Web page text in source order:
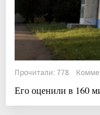
Прочитали: 778
Его оценили в 160